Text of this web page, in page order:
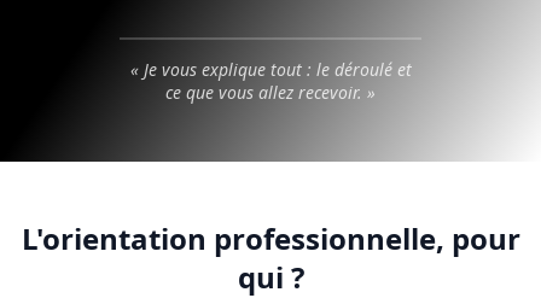
2 min
« Je vous explique tout : le déroulé et
ce que vous allez recevoir. »
L'orientation professionnelle, pour
qui ?